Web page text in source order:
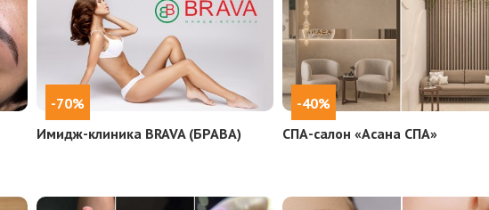
-70%
Имидж-клиника BRAVA (БРАВА)
-40%
СПА-салон «Асана СПА»